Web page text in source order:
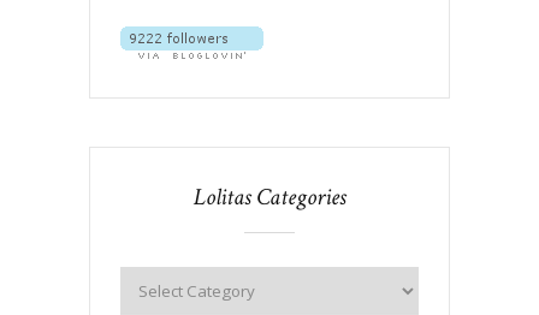
Lolitas Categories